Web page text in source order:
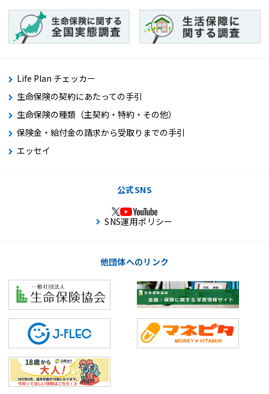
Life Plan チェッカー
生命保険の契約にあたっての手引
生命保険の種類（主契約・特約・その他）
保険金・給付金の請求から受取りまでの手引
エッセイ
公式SNS
SNS運用ポリシー
他団体へのリンク